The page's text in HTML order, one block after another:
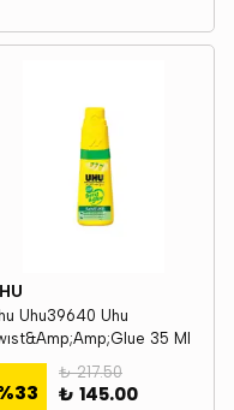
Uhu39640 Uhu
35 Ml
33
₺ 217.50
₺ 145.00